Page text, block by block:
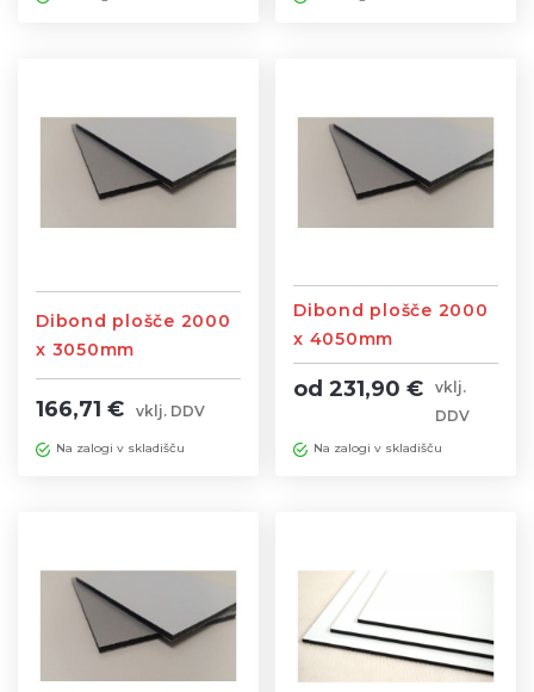
Dibond plošče 2000
x 3050mm
Bela/Srebrna
166,71 € vklj. DDV
Na zalogi v skladišču
Dibond plošče 2000
x 4050mm
Bela/Srebrna
od 231,90 €
vklj.
DDV
Na zalogi v skladišču